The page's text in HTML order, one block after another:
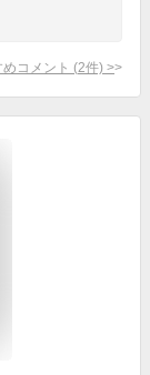
コメント (2件) >